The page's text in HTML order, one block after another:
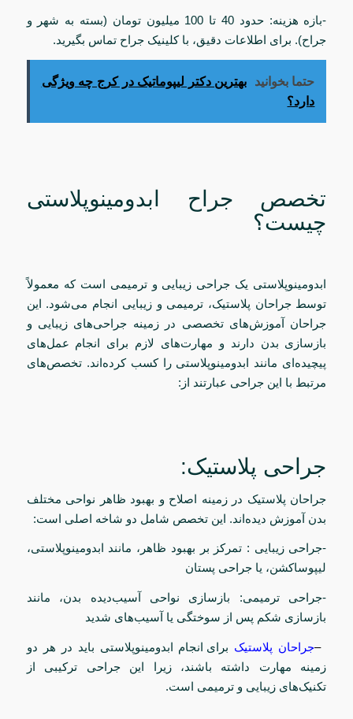
-بازه هزینه: حدود 40 تا 100 میلیون تومان (بسته به شهر و
جراح). برای اطلاعات دقیق، با کلینیک جراح تماس بگیرید.
حتما بخوانید
بهترین دکتر لیپوماتیک در کرج چه ویژگی
دارد؟
تخصص جراح ابدومینوپلاستی
چیست؟
ابدومینوپلاستی یک جراحی زیبایی و ترمیمی است که معمولاً
توسط جراحان پلاستیک، ترمیمی و زیبایی انجام می‌شود. این
جراحان آموزش‌های تخصصی در زمینه جراحی‌های زیبایی و
بازسازی بدن دارند و مهارت‌های لازم برای انجام عمل‌های
پیچیده‌ای مانند ابدومینوپلاستی را کسب کرده‌اند. تخصص‌های
مرتبط با این جراحی عبارتند از:
جراحی پلاستیک:
جراحان پلاستیک در زمینه اصلاح و بهبود ظاهر نواحی مختلف
بدن آموزش دیده‌اند. این تخصص شامل دو شاخه اصلی است:
-جراحی زیبایی : تمرکز بر بهبود ظاهر، مانند ابدومینوپلاستی،
لیپوساکشن، یا جراحی پستان
-جراحی ترمیمی: بازسازی نواحی آسیب‌دیده بدن، مانند
بازسازی شکم پس از سوختگی یا آسیب‌های شدید
–جراحان پلاستیک برای انجام ابدومینوپلاستی باید در هر دو
زمینه مهارت داشته باشند، زیرا این جراحی ترکیبی از
تکنیک‌های زیبایی و ترمیمی است.